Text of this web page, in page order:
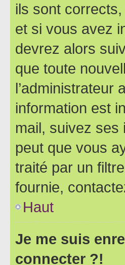
ils sont
et si vous avez
devrez alors
que toute
l’administrateur
information est
mail, suivez ses
peut que vous
traité par un
fournie,
Haut
Je me suis
connecter ?!